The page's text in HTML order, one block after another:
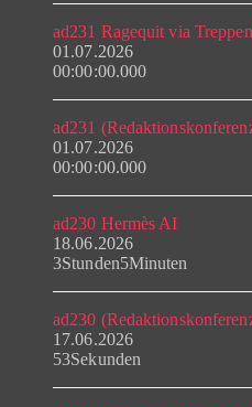
ad231 Ragequit via
01.07.2026
00:00:00.000
ad231
01.07.2026
00:00:00.000
ad230 Hermès AI
18.06.2026
3Stunden5Minuten
ad230
17.06.2026
53Sekunden